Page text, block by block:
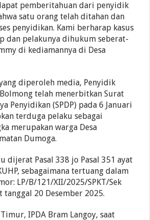
pemberitahuan dari penyidik
satu orang telah ditahan dan
penyidikan. Kami berharap kasus
dan pelakunya dihukum seberat-
di kediamannya di Desa
diperoleh media, Penyidik
telah menerbitkan Surat
Penyidikan (SPDP) pada 6 Januari
terduga pelaku sebagai
merupakan warga Desa
Dumoga.
dijerat Pasal 338 jo Pasal 351 ayat
sebagaimana tertuang dalam
LP/B/121/XII/2025/SPKT/Sek
tanggal 20 Desember 2025.
IPDA Bram Langoy, saat